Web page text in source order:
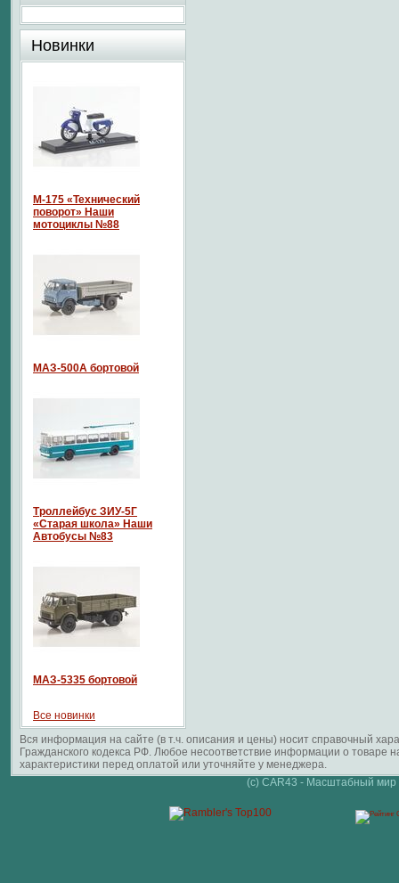
Новинки
М-175 «Технический
поворот» Наши
мотоциклы №88
МАЗ-500А бортовой
Троллейбус ЗИУ-5Г
«Старая школа» Наши
Автобусы №83
МАЗ-5335 бортовой
Все новинки
Вся информация на сайте (в т.ч. описания и цены) носит справочный
Гражданского кодекса РФ. Любое несоответствие информации о
характеристики перед оплатой или уточняйте у менеджера.
(c) CAR43 - Масштабный мир